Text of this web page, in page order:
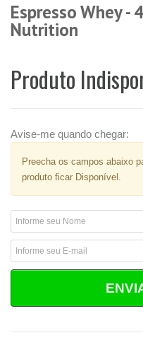
Espresso Whey -
Nutrition
Produto
Avise-me quando chegar:
Preecha os campos abaixo
produto ficar Disponível.